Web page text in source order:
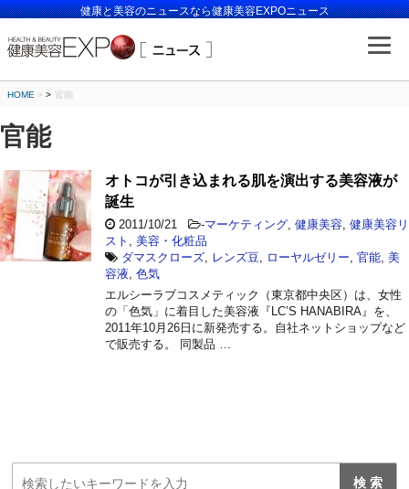
健康と美容のニュースなら健康美容EXPOニュース
HOME > 官能
官能
オトコが引き込まれる肌を演出する美容液が
誕生
2011/10/21 -マーケティング 健康美容 健康美容リ
スト
美容・化粧品
ダマスクローズ
レンズ豆 ローヤルゼリー 官能 美
容液 色気
エルシーラブコスメティック（東京都中央区）は、女性
の「色気」に着目した美容液『LC’S HANABIRA』を、
2011年10月26日に新発売する。自社ネットショップなど
で販売する。 同製品 …